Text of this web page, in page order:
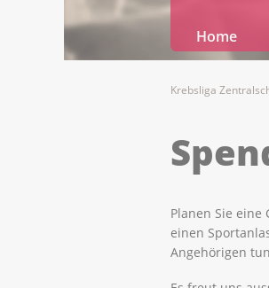
Home
Krebsliga
Planen Sie
einen
Angehörigen